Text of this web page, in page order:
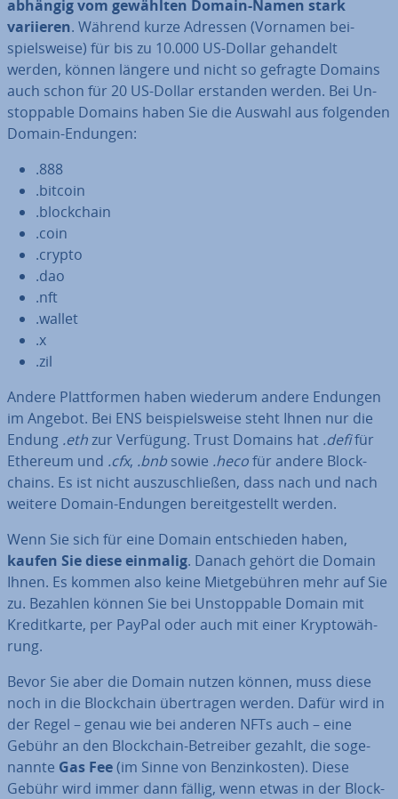
abhängig vom gewählten Domain-Namen stark
variieren. Während kurze Adressen (Vornamen bei­
spiels­wei­se) für bis zu 10.000 US-Dollar gehandelt
werden, können längere und nicht so gefragte Domains
auch schon für 20 US-Dollar erstanden werden. Bei Un­
stoppable Domains haben Sie die Auswahl aus folgenden
Domain-Endungen:
.888
.bitcoin
.block­chain
.coin
.crypto
.dao
.nft
.wallet
.x
.zil
Andere Platt­for­men haben wiederum andere Endungen
im Angebot. Bei ENS bei­spiels­wei­se steht Ihnen nur die
Endung .ethzur Verfügung. Trust Domains hat .defifür
Ethereum und .cfx, .bnb sowie .hecofür andere Block­
chains. Es ist nicht aus­zu­schlie­ßen, dass nach und nach
weitere Domain-Endungen be­reit­ge­stellt werden.
Wenn Sie sich für eine Domain ent­schie­den haben,
kaufen Sie diese einmalig. Danach gehört die Domain
Ihnen. Es kommen also keine Miet­ge­büh­ren mehr auf Sie
zu. Bezahlen können Sie bei Un­stoppable Domain mit
Kre­dit­kar­te, per PayPal oder auch mit einer Kryp­to­wäh­
rung.
Bevor Sie aber die Domain nutzen können, muss diese
noch in die Block­chain über­tra­gen werden. Dafür wird in
der Regel – genau wie bei anderen NFTs auch – eine
Gebühr an den Block­chain-Betreiber gezahlt, die so­ge­
nann­te Gas Fee(im Sinne von Ben­zin­kos­ten). Diese
Gebühr wird immer dann fällig, wenn etwas in der Block­